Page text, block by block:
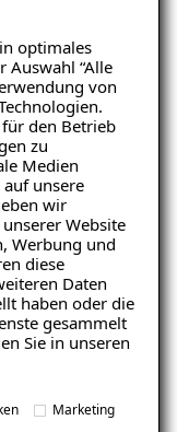
optimales
Auswahl “Alle
von
den Betrieb
zu
Medien
unsere
wir
Website
Werbung und
diese
Daten
haben oder die
gesammelt
Sie in unseren
Marketing
Formen
Haussockeln sind
ausgeführte
wird es
an Bauteilen,
Schäden treten